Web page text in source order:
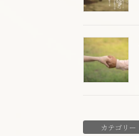
カテゴリー